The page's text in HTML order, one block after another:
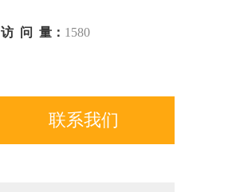
访 问 量： 1580
联系我们